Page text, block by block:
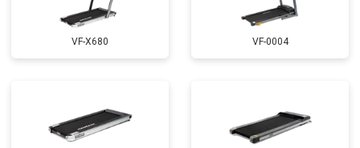
VF-X680 VF-0004